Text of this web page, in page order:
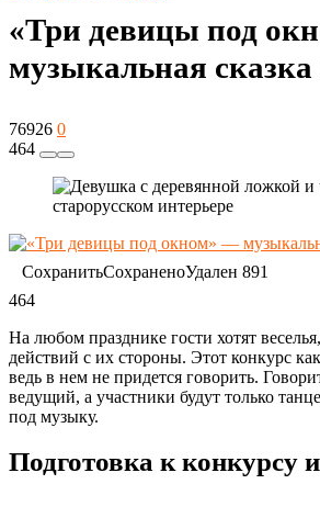
«Три девицы под
музыкальная
76926 0
464
СохранитьСохраненоУдален 891
464
На любом празднике гости хотят
действий с их стороны. Этот конкурс
ведь в нем не придется говорить.
ведущий, а участники будут только
под музыку.
Подготовка к конкурсу